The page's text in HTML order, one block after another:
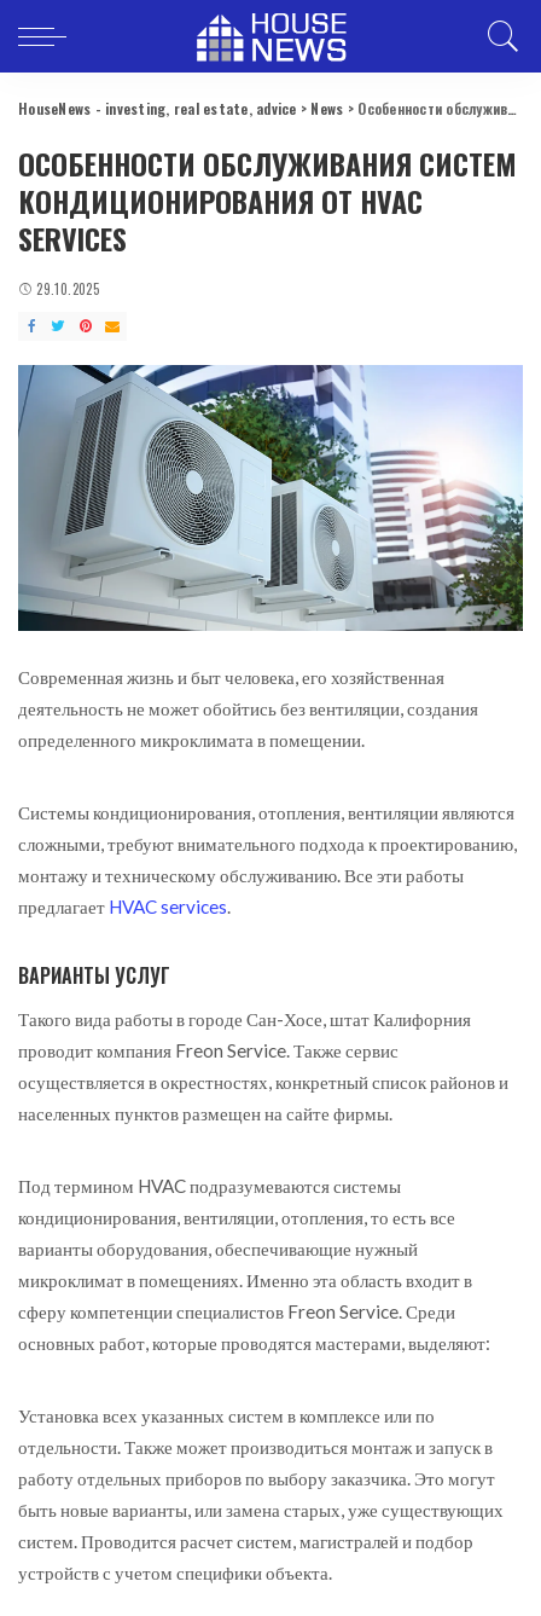
HouseNews - investing, real estate, advice > News > Особенности обслуживания систем кондиционирования от HVAC services
ОСОБЕННОСТИ ОБСЛУЖИВАНИЯ СИСТЕМ
КОНДИЦИОНИРОВАНИЯ ОТ HVAC
SERVICES
29.10.2025
Современная жизнь и быт человека, его хозяйственная
деятельность не может обойтись без вентиляции, создания
определенного микроклимата в помещении.
Системы кондиционирования, отопления, вентиляции являются
сложными, требуют внимательного подхода к проектированию,
монтажу и техническому обслуживанию. Все эти работы
предлагает HVAC services
ВАРИАНТЫ УСЛУГ
Такого вида работы в городе Сан-Хосе, штат Калифорния
проводит компания Freon Service. Также сервис
осуществляется в окрестностях, конкретный список районов и
населенных пунктов размещен на сайте фирмы.
Под термином HVAC подразумеваются системы
кондиционирования, вентиляции, отопления, то есть все
варианты оборудования, обеспечивающие нужный
микроклимат в помещениях. Именно эта область входит в
сферу компетенции специалистов Freon Service. Среди
основных работ, которые проводятся мастерами, выделяют:
Установка всех указанных систем в комплексе или по
отдельности. Также может производиться монтаж и запуск в
работу отдельных приборов по выбору заказчика. Это могут
быть новые варианты, или замена старых, уже существующих
систем. Проводится расчет систем, магистралей и подбор
устройств с учетом специфики объекта.